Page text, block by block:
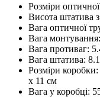
Розміри
Висота штатива
Вага оптичної
Вага
Вага противаг:
Вага штатива:
Розміри
х 11 см
Вага у коробці: